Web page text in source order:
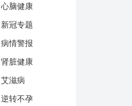
心脑健康
新冠专题
病情警报
肾脏健康
艾滋病
逆转不孕